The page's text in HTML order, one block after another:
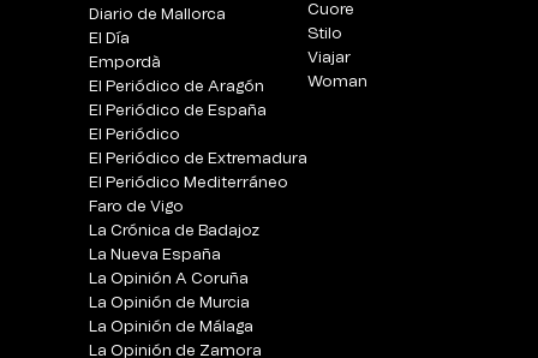
Diario de Mallorca
El Día
Empordà
El Periódico de Aragón
El Periódico de España
El Periódico
El Periódico de Extremadura
El Periódico Mediterráneo
Faro de Vigo
La Crónica de Badajoz
La Nueva España
La Opinión A Coruña
La Opinión de Murcia
La Opinión de Málaga
La Opinión de Zamora
Cuore
Stilo
Viajar
Woman